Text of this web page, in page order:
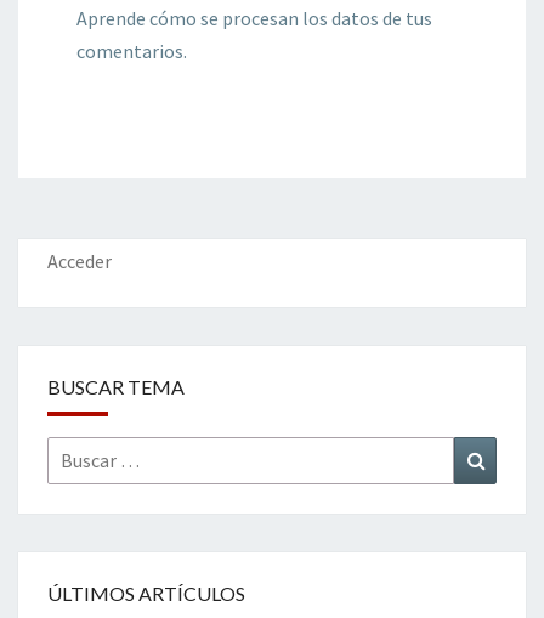
Aprende cómo se procesan los datos de tus
comentarios.
Acceder
BUSCAR TEMA
Buscar
por:
ÚLTIMOS ARTÍCULOS